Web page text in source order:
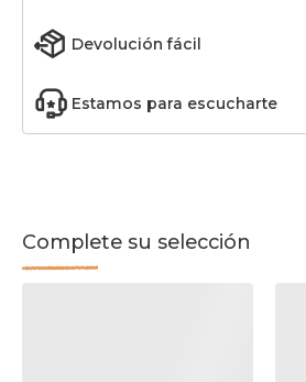
Devolución fácil
Estamos para escucharte
Complete su selección